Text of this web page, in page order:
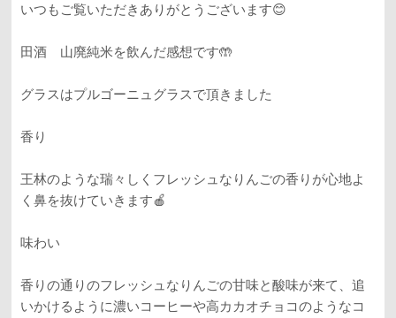
いつもご覧いただきありがとうございます😊
田酒 山廃純米を飲んだ感想です🤲
グラスはプルゴーニュグラスで頂きました
香り
王林のような瑞々しくフレッシュなりんごの香りが心地よ
く鼻を抜けていきます🍎
味わい
香りの通りのフレッシュなりんごの甘味と酸味が来て、追
いかけるように濃いコーヒーや高カカオチョコのようなコ